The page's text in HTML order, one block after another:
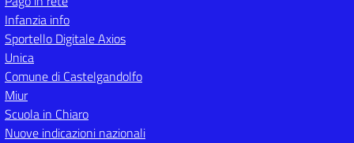
Infanzia info
Sportello Digitale Axios
Unica
Comune di Castelgandolfo
Miur
Scuola in Chiaro
Nuove indicazioni nazionali